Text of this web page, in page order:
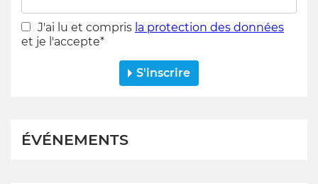
J'ai lu et compris la protection des données
et je l'accepte*
ÉVÉNEMENTS